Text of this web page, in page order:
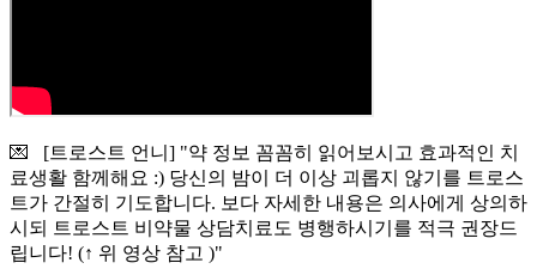
💌 [트로스트 언니] "약 정보 꼼꼼히 읽어보시고 효과적인 치
료생활 함께해요 :) 당신의 밤이 더 이상 괴롭지 않기를 트로스
트가 간절히 기도합니다. 보다 자세한 내용은 의사에게 상의하
시되 트로스트 비약물 상담치료도 병행하시기를 적극 권장드
립니다! (↑ 위 영상 참고 )"